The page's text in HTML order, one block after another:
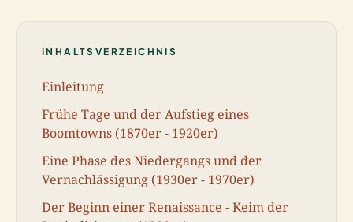
INHALTSVERZEICHNIS
Einleitung
Frühe Tage und der Aufstieg eines
Boomtowns (1870er - 1920er)
Eine Phase des Niedergangs und der
Vernachlässigung (1930er - 1970er)
Der Beginn einer Renaissance - Keim der